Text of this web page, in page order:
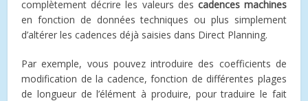
complètement décrire les valeurs des cadences machines
en fonction de données techniques ou plus simplement
d’altérer les cadences déjà saisies dans Direct Planning.
Par exemple, vous pouvez introduire des coefficients de
modification de la cadence, fonction de différentes plages
de longueur de l’élément à produire, pour traduire le fait